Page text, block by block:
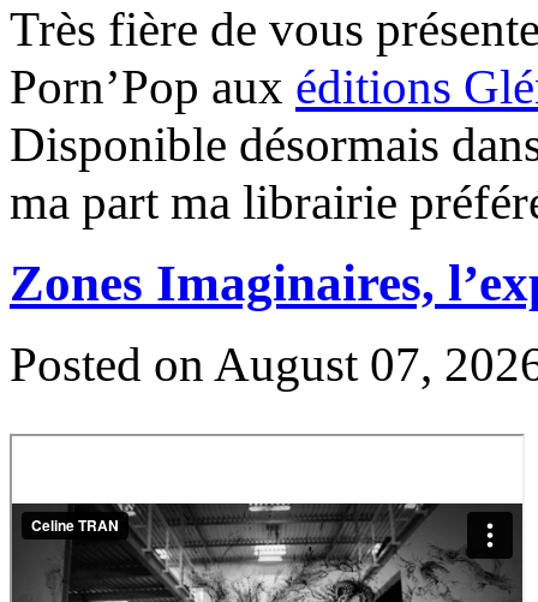
Très fière de vous
Porn’Pop aux éditions
Disponible désormais
ma part ma librairie
Zones Imaginaires,
Posted on August 07,